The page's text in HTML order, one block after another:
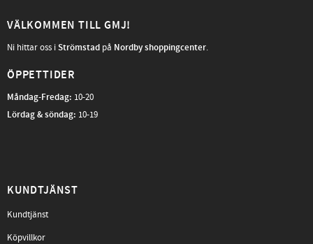
VÄLKOMMEN TILL GMJ!
Ni hittar oss iStrömstad på Nordby shoppingcenter.
ÖPPETTIDER
Måndag-Fredag: 10-20
Lördag & söndag: 10-19
KUNDTJÄNST
Kundtjänst
Köpvillkor